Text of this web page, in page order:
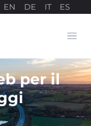
EN DE IT ES
per il